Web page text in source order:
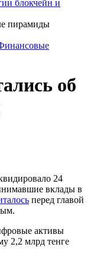
блокчейн и
об
24
вклады в
перед главой
активы
2,2 млрд тенге